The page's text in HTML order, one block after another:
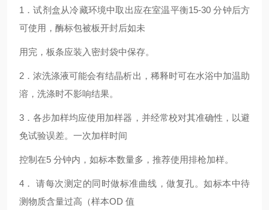
1 ．试剂盒从冷藏环境中取出应在室温平衡15-30 分钟后方
可使用，酶标包被板开封后如未
用完，板条应装入密封袋中保存。
2 ．浓洗涤液可能会有结晶析出，稀释时可在水浴中加温助
溶，洗涤时不影响结果。
3 ．各步加样均应使用加样器，并经常校对其准确性，以避
免试验误差。一次加样时间
控制在5 分钟内，如标本数量多，推荐使用排枪加样。
4 ． 请每次测定的同时做标准曲线，做复孔。如标本中待
测物质含量过高（样本OD 值